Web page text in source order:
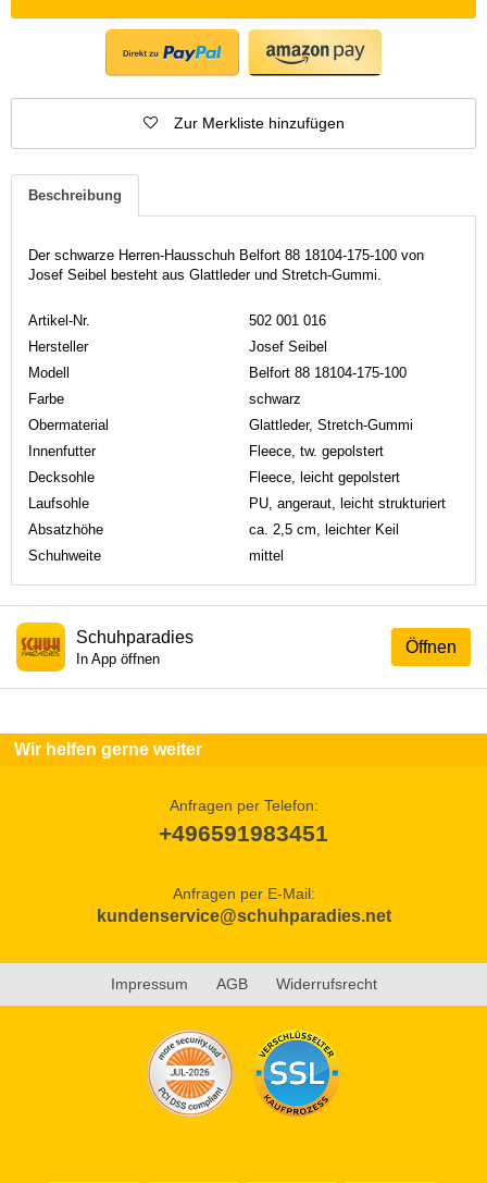
Zur Merkliste hinzufügen
Beschreibung
Der schwarze Herren-Hausschuh Belfort 88 18104-175-100 von
Josef Seibel besteht aus Glattleder und Stretch-Gummi.
Artikel-Nr.
502 001 016
Hersteller
Josef Seibel
Modell
Belfort 88 18104-175-100
Farbe
schwarz
Obermaterial
Glattleder, Stretch-Gummi
Innenfutter
Fleece, tw. gepolstert
Decksohle
Fleece, leicht gepolstert
Laufsohle
PU, angeraut, leicht strukturiert
Absatzhöhe
ca. 2,5 cm, leichter Keil
Schuhweite
mittel
Öffnen
Schuhparadies
In App öffnen
Wir helfen gerne weiter
Anfragen per Telefon:
+496591983451
Anfragen per E-Mail:
kundenservice@schuhparadies.net
Impressum AGB Widerrufsrecht